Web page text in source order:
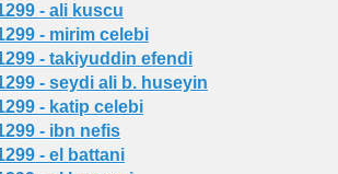
- ali kuscu
- mirim celebi
- takiyuddin efendi
- seydi ali b. huseyin
- katip celebi
- ibn nefis
- el battani